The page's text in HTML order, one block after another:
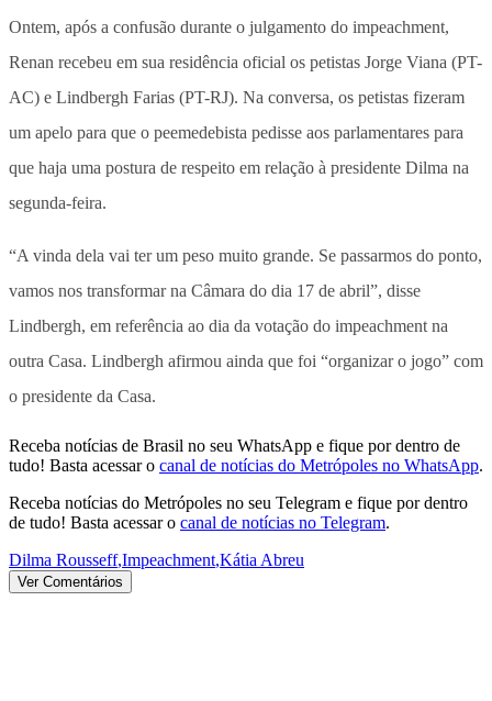
Ontem, após a confusão durante o julgamento do impeachment,
Renan recebeu em sua residência oficial os petistas Jorge Viana (PT-
AC) e Lindbergh Farias (PT-RJ). Na conversa, os petistas fizeram
um apelo para que o peemedebista pedisse aos parlamentares para
que haja uma postura de respeito em relação à presidente Dilma na
segunda-feira.
“A vinda dela vai ter um peso muito grande. Se passarmos do ponto,
vamos nos transformar na Câmara do dia 17 de abril”, disse
Lindbergh, em referência ao dia da votação do impeachment na
outra Casa. Lindbergh afirmou ainda que foi “organizar o jogo” com
o presidente da Casa.
Receba notícias de Brasil no seu WhatsApp e fique por dentro de
tudo! Basta acessar o canal de notícias do Metrópoles no WhatsApp.
Receba notícias do Metrópoles no seu Telegram e fique por dentro
de tudo! Basta acessar o canal de notícias no Telegram.
Dilma Rousseff,Impeachment,Kátia Abreu
Ver Comentários